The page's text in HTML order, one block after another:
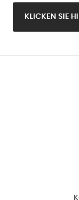
KLICKEN SIE